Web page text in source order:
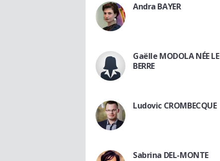
Andra BAYER
Gaëlle MODOLA NÉE LE
BERRE
Ludovic CROMBECQUE
Sabrina DEL-MONTE